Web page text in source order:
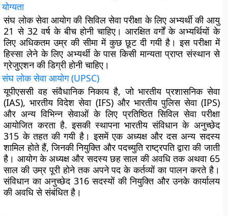
योग्यता
संघ लोक सेवा आयोग की सिविल सेवा परीक्षा के लिए अभ्यर्थी की आयु
21 से 32 वर्ष के बीच होनी चाहिए। आरक्षित वर्गों के अभ्यर्थियों के
लिए अधिकतम उम्र की सीमा में कुछ छूट दी गयी है। इस परीक्षा में
हिस्सा लेने के लिए अभ्यर्थी के पास किसी मान्यता प्राप्त संस्थान से
ग्रेजुएशन की डिग्री होनी चाहिए।
संघ लोक सेवा आयोग (UPSC)
यूपीएससी वह संवैधानिक निकाय है, जो भारतीय प्रशासनिक सेवा
(IAS), भारतीय विदेश सेवा (IFS) और भारतीय पुलिस सेवा (IPS)
और अन्य विभिन्न सेवाओं के लिए प्रतिष्ठित सिविल सेवा परीक्षा
आयोजित करता है. इसकी स्थापना भारतीय संविधान के अनुच्छेद
315 के तहत की गयी है। इसमें एक अध्यक्ष और दस अन्य सदस्य
शामिल होते हैं, जिनकी नियुक्ति और पदच्युति राष्ट्रपति द्वारा की जाती
है। आयोग के अध्यक्ष और सदस्य छह साल की अवधि तक अथवा 65
साल की उम्र पूरी होने तक अपने पद के कर्तव्यों का पालन करते है।
संविधान का अनुच्छेद 316 सदस्यों की नियुक्ति और उनके कार्यालय
की अवधि से संबंधित है।